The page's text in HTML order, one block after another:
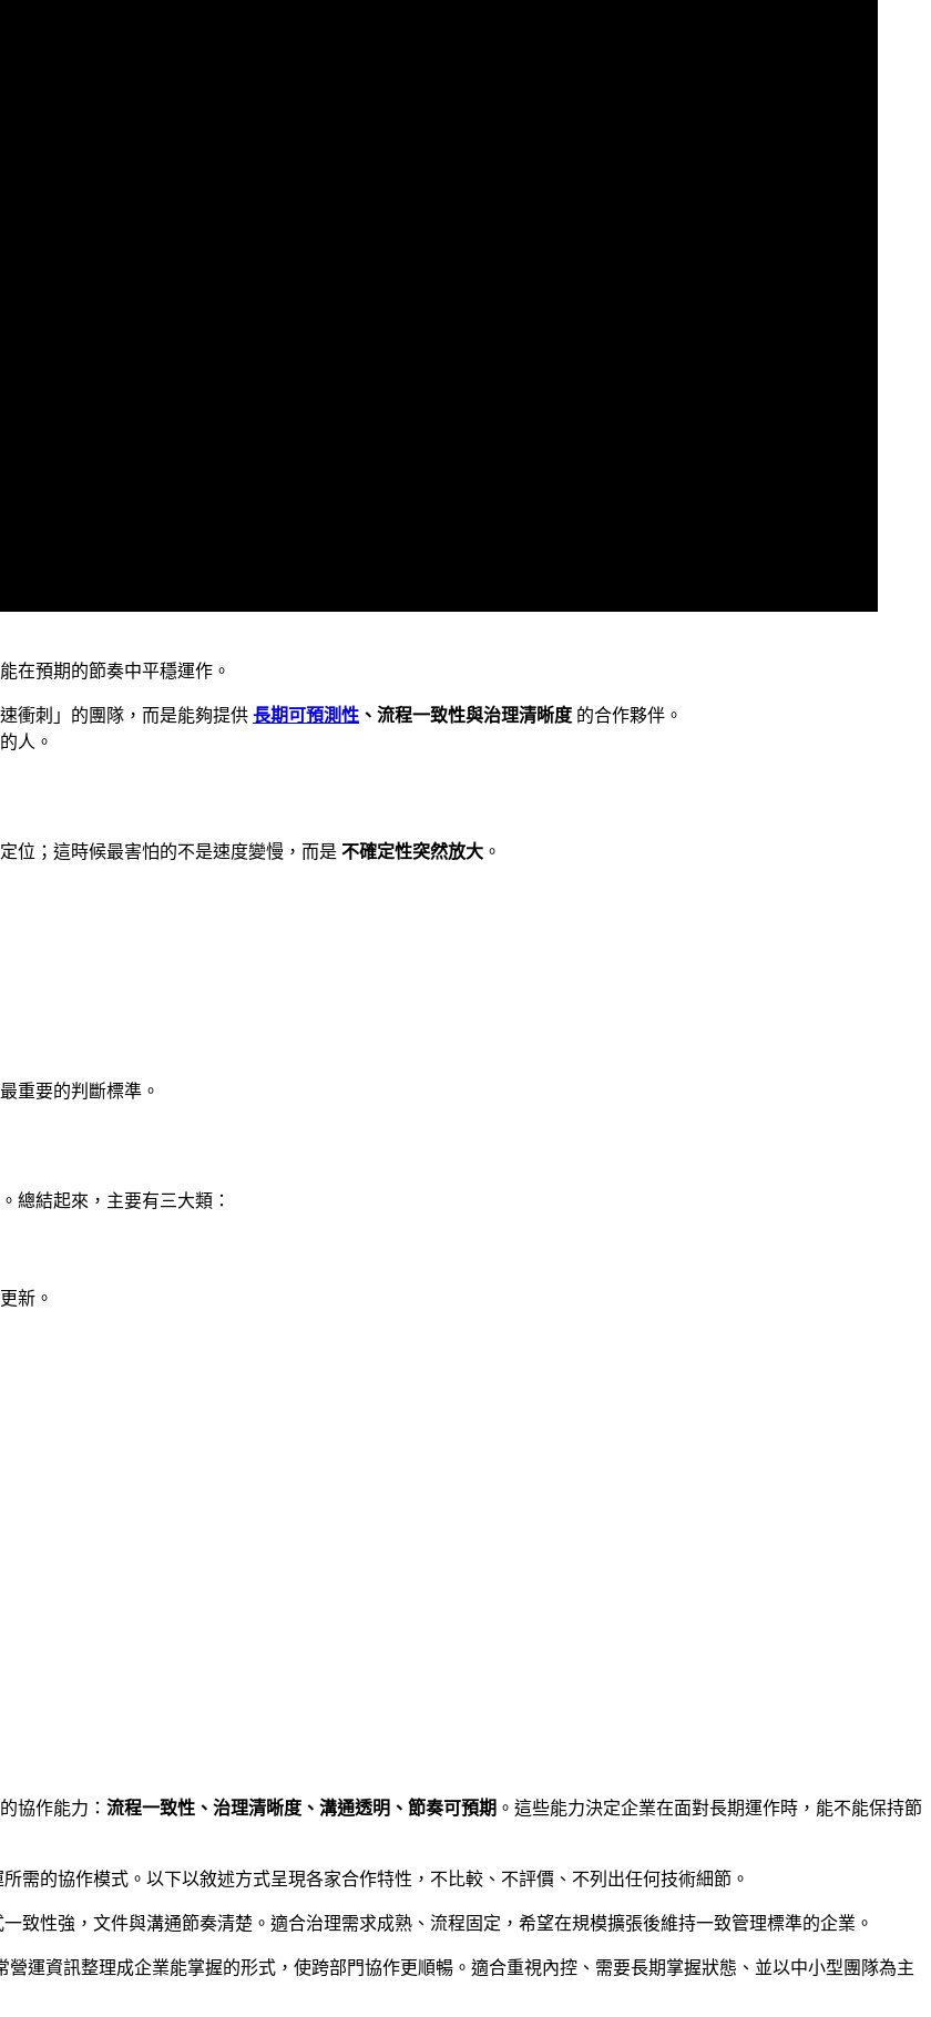
在預期的節奏中平穩運作。
衝刺」的團隊，而是能夠提供 長期可預測性 、流程一致性與治理清晰度 的合作夥伴。
人。
位；這時候最害怕的不是速度變慢，而是 不確定性突然放大 。
重要的判斷標準。
總結起來，主要有三大類：
新。
協作能力： 流程一致性、治理清晰度、溝通透明、節奏可預期 。這些能力決定企業在面對長期運作時，能不能保持節
需的協作模式。以下以敘述方式呈現各家合作特性，不比較、不評價、不列出任何技術細節。
致性強，文件與溝通節奏清楚。適合治理需求成熟、流程固定，希望在規模擴張後維持一致管理標準的企業。
運資訊整理成企業能掌握的形式，使跨部門協作更順暢。適合重視內控、需要長期掌握狀態、並以中小型團隊為主